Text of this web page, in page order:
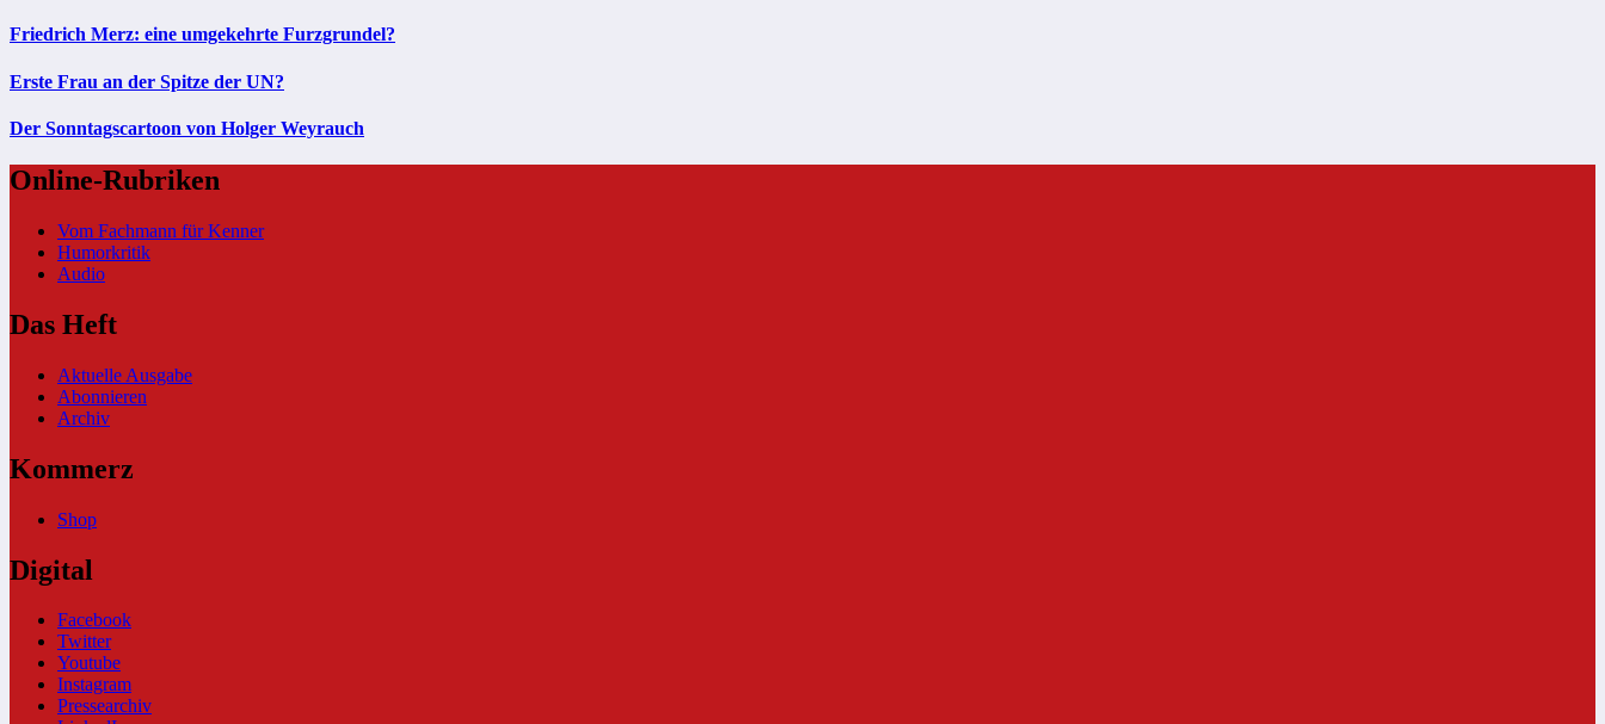
Friedrich Merz: eine umgekehrte Furzgrundel?
Erste Frau an der Spitze der UN?
Der Sonntagscartoon von Holger Weyrauch
Online-Rubriken
Vom Fachmann für Kenner
Humorkritik
Audio
Das Heft
Aktuelle Ausgabe
Abonnieren
Archiv
Kommerz
Shop
Digital
Facebook
Twitter
Youtube
Instagram
Pressearchiv